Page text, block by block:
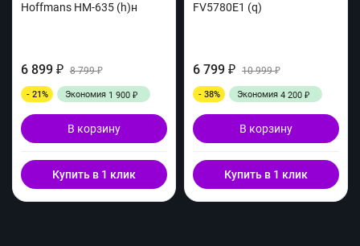
Hoffmans HM-635 (h)н
6 899 ₽ 8 799₽
- 21% Экономия 1 900 ₽
В корзину
Купить в 1 клик
FV5780E1 (q)
6 799 ₽ 10 999₽
- 38% Экономия 4 200 ₽
В корзину
Купить в 1 клик